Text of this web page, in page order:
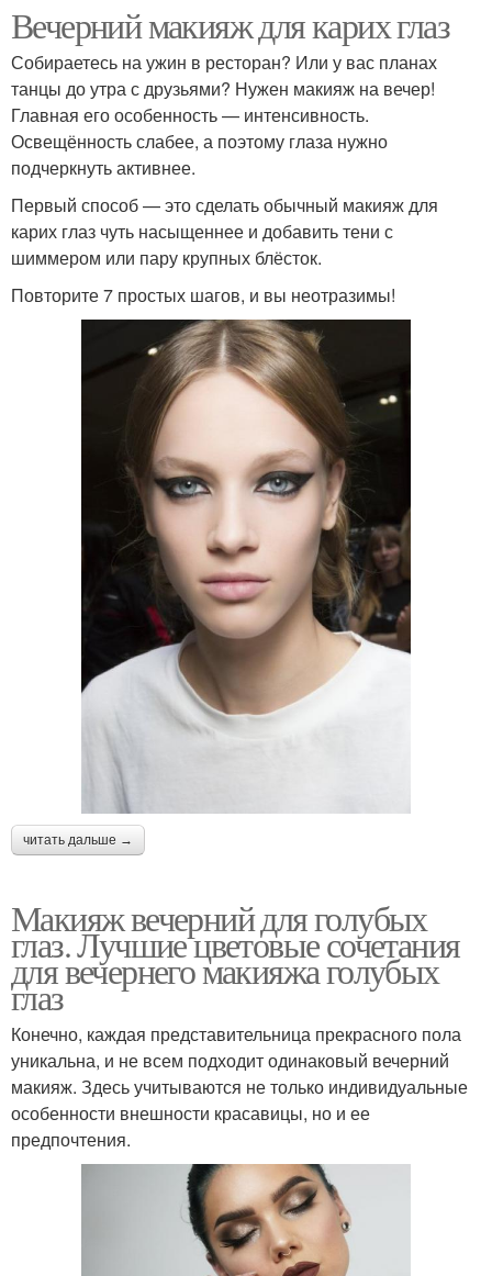
Вечерний макияж для карих глаз
Собираетесь на ужин в ресторан? Или у вас планах
танцы до утра с друзьями? Нужен макияж на вечер!
Главная его особенность — интенсивность.
Освещённость слабее, а поэтому глаза нужно
подчеркнуть активнее.
Первый способ — это сделать обычный макияж для
карих глаз чуть насыщеннее и добавить тени с
шиммером или пару крупных блёсток.
Повторите 7 простых шагов, и вы неотразимы!
читать дальше →
Макияж вечерний для голубых
глаз. Лучшие цветовые сочетания
для вечернего макияжа голубых
глаз
Конечно, каждая представительница прекрасного пола
уникальна, и не всем подходит одинаковый вечерний
макияж. Здесь учитываются не только индивидуальные
особенности внешности красавицы, но и ее
предпочтения.